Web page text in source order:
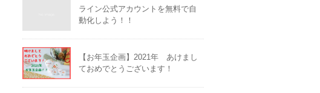
ライン公式アカウントを無料で自
動化しよう！！
【お年玉企画】2021年 あけまし
ておめでとうございます！